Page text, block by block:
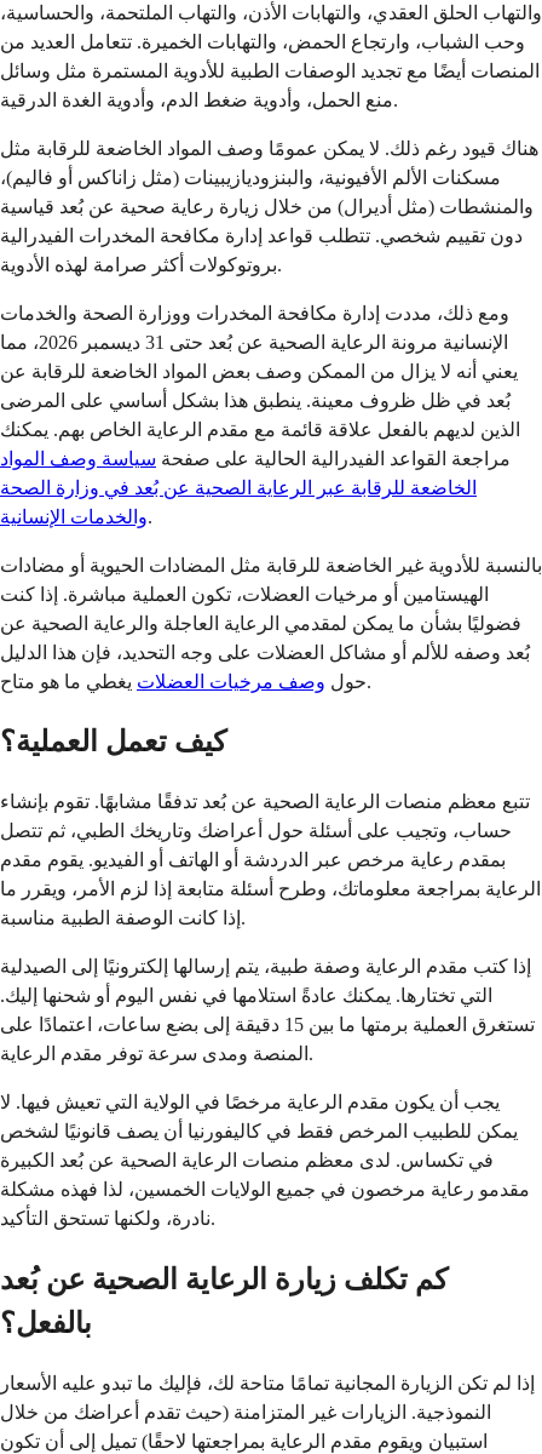
والتهاب الحلق العقدي، والتهابات الأذن، والتهاب الملتحمة، والحساسية،
وحب الشباب، وارتجاع الحمض، والتهابات الخميرة. تتعامل العديد من
المنصات أيضًا مع تجديد الوصفات الطبية للأدوية المستمرة مثل وسائل
منع الحمل، وأدوية ضغط الدم، وأدوية الغدة الدرقية.
هناك قيود رغم ذلك. لا يمكن عمومًا وصف المواد الخاضعة للرقابة مثل
مسكنات الألم الأفيونية، والبنزوديازيبينات (مثل زاناكس أو فاليم)،
والمنشطات (مثل أديرال) من خلال زيارة رعاية صحية عن بُعد قياسية
دون تقييم شخصي. تتطلب قواعد إدارة مكافحة المخدرات الفيدرالية
بروتوكولات أكثر صرامة لهذه الأدوية.
ومع ذلك، مددت إدارة مكافحة المخدرات ووزارة الصحة والخدمات
الإنسانية مرونة الرعاية الصحية عن بُعد حتى 31 ديسمبر 2026، مما
يعني أنه لا يزال من الممكن وصف بعض المواد الخاضعة للرقابة عن
بُعد في ظل ظروف معينة. ينطبق هذا بشكل أساسي على المرضى
الذين لديهم بالفعل علاقة قائمة مع مقدم الرعاية الخاص بهم. يمكنك
مراجعة القواعد الفيدرالية الحالية على صفحة سياسة وصف المواد
الخاضعة للرقابة عبر الرعاية الصحية عن بُعد في وزارة الصحة
والخدمات الإنسانية.
بالنسبة للأدوية غير الخاضعة للرقابة مثل المضادات الحيوية أو مضادات
الهيستامين أو مرخيات العضلات، تكون العملية مباشرة. إذا كنت
فضوليًا بشأن ما يمكن لمقدمي الرعاية العاجلة والرعاية الصحية عن
بُعد وصفه للألم أو مشاكل العضلات على وجه التحديد، فإن هذا الدليل
حول وصف مرخيات العضلات يغطي ما هو متاح.
كيف تعمل العملية؟
تتبع معظم منصات الرعاية الصحية عن بُعد تدفقًا مشابهًا. تقوم بإنشاء
حساب، وتجيب على أسئلة حول أعراضك وتاريخك الطبي، ثم تتصل
بمقدم رعاية مرخص عبر الدردشة أو الهاتف أو الفيديو. يقوم مقدم
الرعاية بمراجعة معلوماتك، وطرح أسئلة متابعة إذا لزم الأمر، ويقرر ما
إذا كانت الوصفة الطبية مناسبة.
إذا كتب مقدم الرعاية وصفة طبية، يتم إرسالها إلكترونيًا إلى الصيدلية
التي تختارها. يمكنك عادةً استلامها في نفس اليوم أو شحنها إليك.
تستغرق العملية برمتها ما بين 15 دقيقة إلى بضع ساعات، اعتمادًا على
المنصة ومدى سرعة توفر مقدم الرعاية.
يجب أن يكون مقدم الرعاية مرخصًا في الولاية التي تعيش فيها. لا
يمكن للطبيب المرخص فقط في كاليفورنيا أن يصف قانونيًا لشخص
في تكساس. لدى معظم منصات الرعاية الصحية عن بُعد الكبيرة
مقدمو رعاية مرخصون في جميع الولايات الخمسين، لذا فهذه مشكلة
نادرة، ولكنها تستحق التأكيد.
كم تكلف زيارة الرعاية الصحية عن بُعد
بالفعل؟
إذا لم تكن الزيارة المجانية تمامًا متاحة لك، فإليك ما تبدو عليه الأسعار
النموذجية. الزيارات غير المتزامنة (حيث تقدم أعراضك من خلال
استبيان ويقوم مقدم الرعاية بمراجعتها لاحقًا) تميل إلى أن تكون